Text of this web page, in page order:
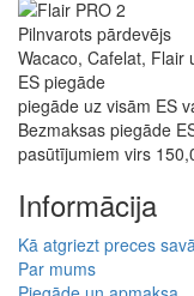
Pilnvarots pārdevējs
Wacaco, Cafelat, Flair
ES piegāde
piegāde uz visām ES
Bezmaksas piegāde
pasūtījumiem virs
Informācija
Kā atgriezt preces
Par mums